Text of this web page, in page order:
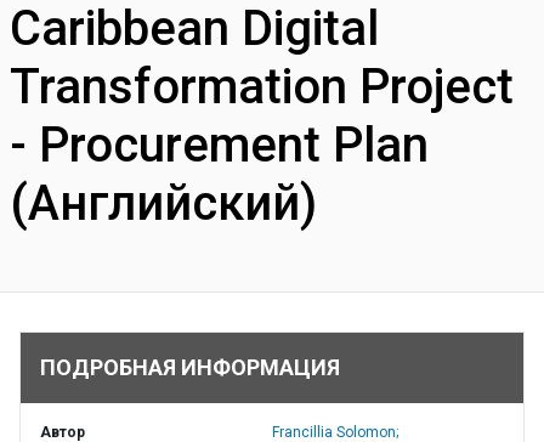
Caribbean Digital
Transformation Project
- Procurement Plan
(Английский)
ПОДРОБНАЯ ИНФОРМАЦИЯ
Автор Francillia Solomon;